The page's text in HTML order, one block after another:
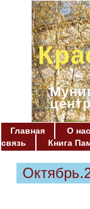
Главная О нас
связь
Книга